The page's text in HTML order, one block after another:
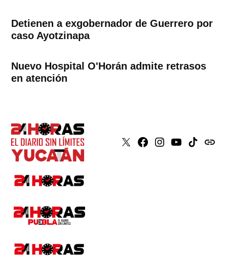
Detienen a exgobernador de Guerrero por
caso Ayotzinapa
Nuevo Hospital O'Horán admite retrasos
en atención
X Faceboook
Instagram
YoutubeTiktokissuu